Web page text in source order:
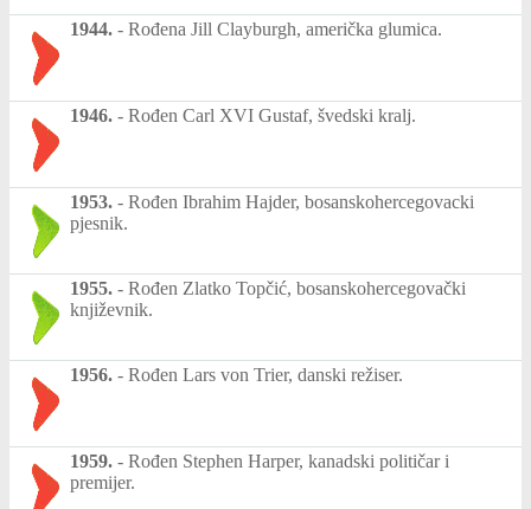
1944. - Rođena Jill Clayburgh, američka glumica.
1946. - Rođen Carl XVI Gustaf, švedski kralj.
1953. - Rođen Ibrahim Hajder, bosanskohercegovacki
pjesnik.
1955. - Rođen Zlatko Topčić, bosanskohercegovački
književnik.
1956. - Rođen Lars von Trier, danski režiser.
1959. - Rođen Stephen Harper, kanadski političar i
premijer.